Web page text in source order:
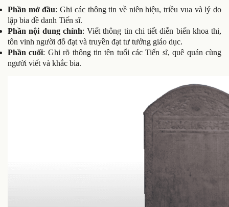
Phần mở đầu: Ghi các thông tin về niên hiệu, triều vua và lý do
lập bia đề danh Tiến sĩ.
Phần nội dung chính: Viết thông tin chi tiết diễn biến khoa thi,
tôn vinh người đỗ đạt và truyền đạt tư tưởng giáo dục.
Phần cuối: Ghi rõ thông tin tên tuổi các Tiến sĩ, quê quán cùng
người viết và khắc bia.